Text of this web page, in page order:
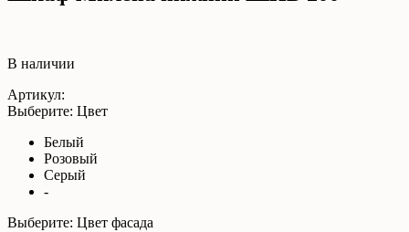
В наличии
Артикул:
Выберите: Цвет
Белый
Розовый
Серый
-
Выберите: Цвет фасада